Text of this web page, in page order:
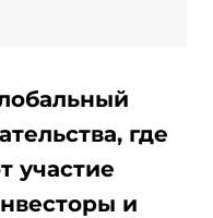
где
участие
и